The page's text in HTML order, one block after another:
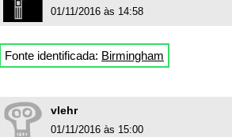
01/11/2016 às 14:58
Fonte identificada: Birmingham
vlehr
01/11/2016 às 15:00